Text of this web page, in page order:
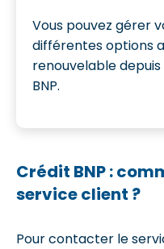
Vous pouvez gérer
différentes options
renouvelable
BNP.
Crédit BNP :
service client ?
Pour contacter le